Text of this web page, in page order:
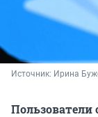
Источник: Ирина